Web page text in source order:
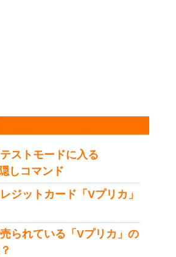
ストモードに入る
しコマンド
ジットカード「Vプリカ」
られている「Vプリカ」の